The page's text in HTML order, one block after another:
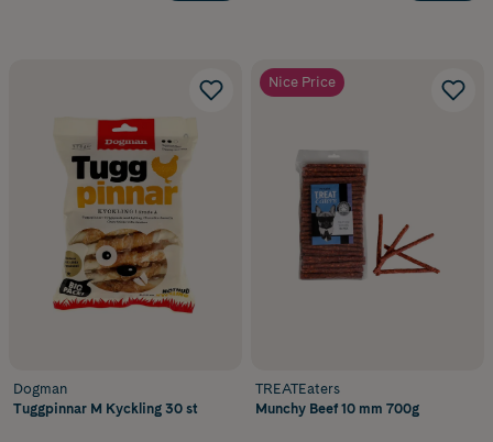
Dogman
Tuggpinnar M Kyckling 30 st
Nice Price
TREATEaters
Munchy Beef 10 mm 700g